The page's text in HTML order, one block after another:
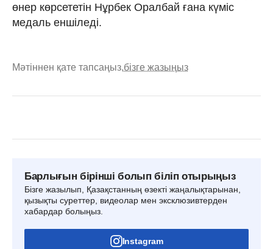
өнер көрсететін Нұрбек Оралбай ғана күміс
медаль еншіледі.
Мәтіннен қате тапсаңыз,бізге жазыңыз
Барлығын бірінші болып біліп отырыңыз
Бізге жазылып, Қазақстанның өзекті жаңалықтарынан,
қызықты суреттер, видеолар мен эксклюзивтерден
хабардар болыңыз.
Instagram